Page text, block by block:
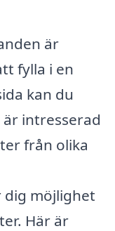
är
fylla i en
kan du
intresserad
från olika
dig möjlighet
Här är